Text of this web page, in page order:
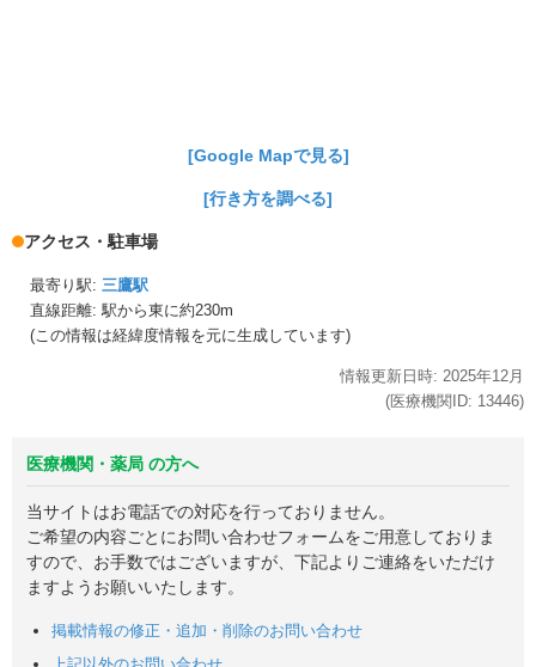
[Google Mapで見る]
[行き方を調べる]
アクセス・駐車場
最寄り駅: 三鷹駅
直線距離: 駅から東に約230m
(この情報は経緯度情報を元に生成しています)
情報更新日時: 2025年12月
(医療機関ID: 13446)
医療機関・薬局 の方へ
当サイトはお電話での対応を行っておりません。
ご希望の内容ごとにお問い合わせフォームをご用意しておりま
すので、お手数ではございますが、下記よりご連絡をいただけ
ますようお願いいたします。
掲載情報の修正・追加・削除のお問い合わせ